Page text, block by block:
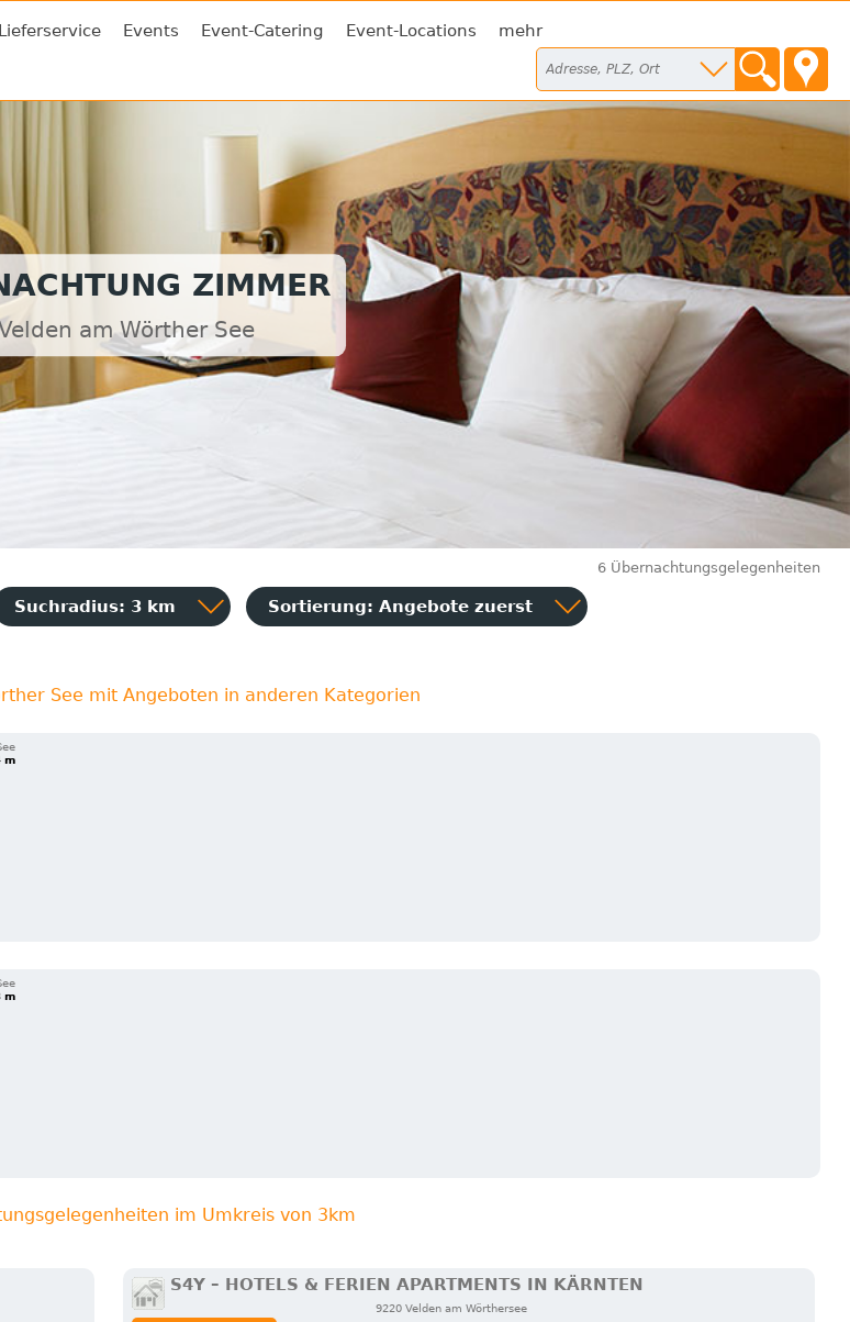
Lieferservice Events Event-Catering Event-Locations mehr
ZIMMER
am Wörther See
6 Übernachtungsgelegenheiten
Suchradius: 3 km Sortierung: Angebote zuerst
See mit Angeboten in anderen Kategorien
m
m
im Umkreis von 3km
S4Y – HOTELS & FERIEN APARTMENTS IN KÄRNTEN
9220 Velden am Wörthersee